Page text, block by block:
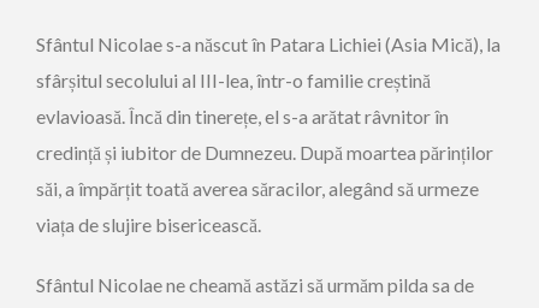
Sfântul Nicolae s-a născut în Patara Lichiei (Asia Mică), la
sfârșitul secolului al III-lea, într-o familie creștină
evlavioasă. Încă din tinerețe, el s-a arătat râvnitor în
credință și iubitor de Dumnezeu. După moartea părinților
săi, a împărțit toată averea săracilor, alegând să urmeze
viața de slujire bisericească.
Sfântul Nicolae ne cheamă astăzi să urmăm pilda sa de